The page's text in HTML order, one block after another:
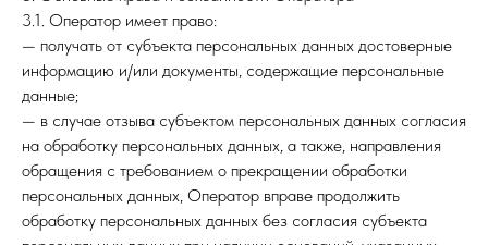
3.1. Оператор имеет право:
— получать от субъекта персональных данных достоверные
информацию и/или документы, содержащие персональные
данные;
— в случае отзыва субъектом персональных данных согласия
на обработку персональных данных, а также, направления
обращения с требованием о прекращении обработки
персональных данных, Оператор вправе продолжить
обработку персональных данных без согласия субъекта